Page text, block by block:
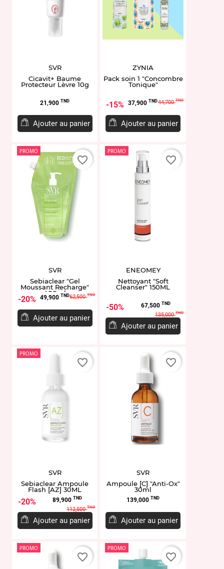
SVR
Cicavit+ Baume
Protecteur Lèvre 10g
Prix
21,900 TND
Ajouter au panier
ZYNIA
Pack soin 1 "Concombre
Tonique"
15% Prix
37,900 TNDPrix
base
44,700TND
Ajouter au panier
PROMO
SVR
Sebiaclear "Gel
Moussant Recharge"
400ml
20% Prix
49,900 TNDPrix
base
62,500TND
Ajouter au panier
favorite_border
PROMO
ENEOMEY
Nettoyant "Soft
Cleanser" 150ML
50% Prix
67,500 TNDPrix
de
base
135,000TND
Ajouter au panier
favorite_border
PROMO
SVR
Sebiaclear Ampoule
Flash [AZ] 30ML
20% Prix
89,900 TNDPrix
de
base
112,500TND
Ajouter au panier
favorite_border
SVR
Ampoule [C] "Anti-Ox"
30ml
Prix
139,000 TND
Ajouter au panier
favorite_border
PROMO
favorite_border
PROMO
favorite_border